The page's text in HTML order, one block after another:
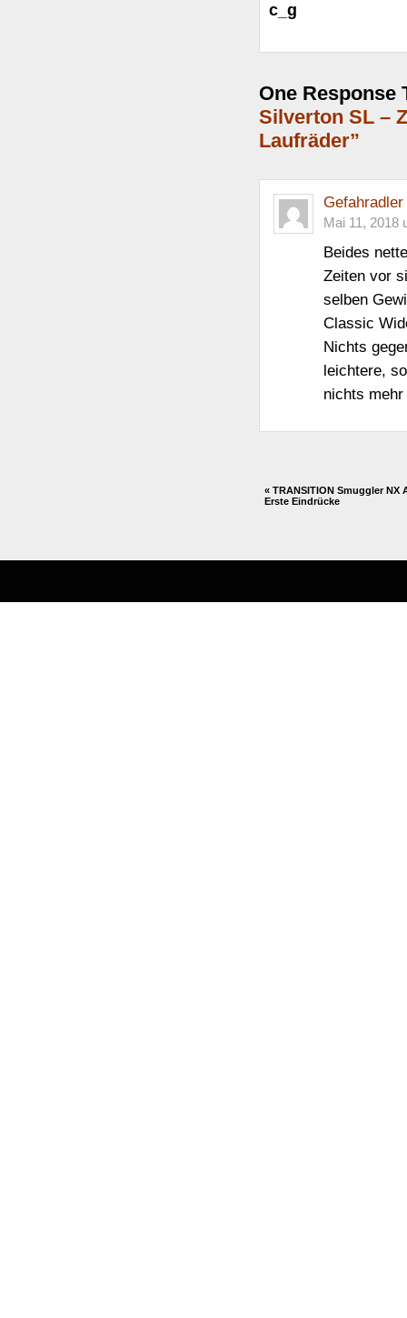
c_g
One Response
Silverton SL –
Laufräder”
Gefahradler
Mai 11, 2018
Beides
Zeiten vor
selben
Classic
Nichts
leichtere,
nichts
« TRANSITION Smuggler NX
Erste Eindrücke